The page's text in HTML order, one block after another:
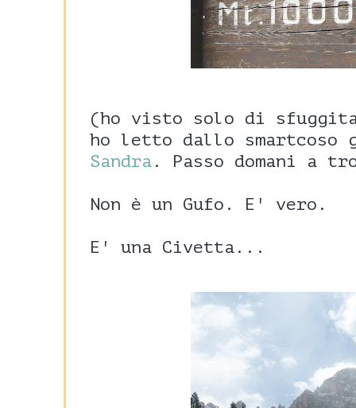
(ho visto solo di
ho letto dallo
Sandra . Passo domani a
Non è un Gufo. E' vero.
E' una Civetta...